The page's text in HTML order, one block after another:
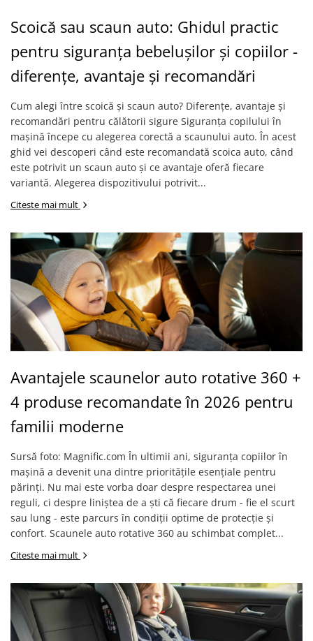
Scoică sau scaun auto: Ghidul practic
pentru siguranța bebelușilor și copiilor -
diferențe, avantaje și recomandări
Cum alegi între scoică și scaun auto? Diferențe, avantaje și
recomandări pentru călătorii sigure Siguranța copilului în
mașină începe cu alegerea corectă a scaunului auto. În acest
ghid vei descoperi când este recomandată scoica auto, când
este potrivit un scaun auto și ce avantaje oferă fiecare
variantă. Alegerea dispozitivului potrivit...
Citeste mai mult
Avantajele scaunelor auto rotative 360 +
4 produse recomandate în 2026 pentru
familii moderne
Sursă foto: Magnific.com În ultimii ani, siguranța copiilor în
mașină a devenit una dintre prioritățile esențiale pentru
părinți. Nu mai este vorba doar despre respectarea unei
reguli, ci despre liniștea de a ști că fiecare drum - fie el scurt
sau lung - este parcurs în condiții optime de protecție și
confort. Scaunele auto rotative 360 au schimbat complet...
Citeste mai mult